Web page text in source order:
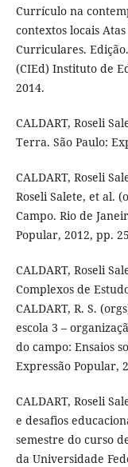
Currículo na
contextos locais
Curriculares.
(CIEd) Instituto de
2014.
CALDART, Roseli
Terra. São Paulo:
CALDART, Roseli
Roseli Salete, et al.
Campo. Rio de
Popular, 2012, pp.
CALDART, Roseli
Complexos de
CALDART, R. S.
escola 3 –
do campo: Ensaios
Expressão Popular,
CALDART, Roseli
e desafios
semestre do curso
da Universidade